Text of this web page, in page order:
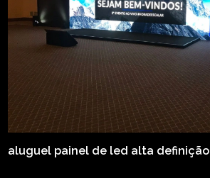
aluguel painel de led alta definição